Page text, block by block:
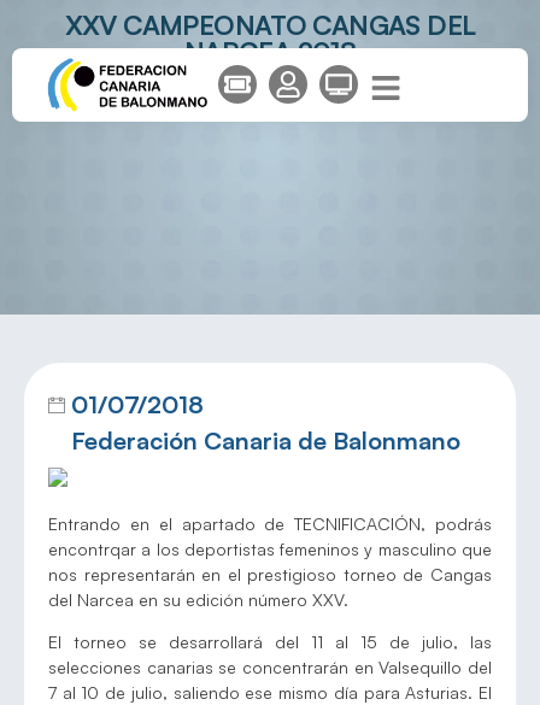
XXV CAMPEONATO CANGAS DEL
NARCEA 2018
01/07/2018
Federación Canaria de Balonmano
Entrando en el apartado de TECNIFICACIÓN, podrás
encontrqar a los deportistas femeninos y masculino que
nos representarán en el prestigioso torneo de Cangas
del Narcea en su edición número XXV.
El torneo se desarrollará del 11 al 15 de julio, las
selecciones canarias se concentrarán en Valsequillo del
7 al 10 de julio, saliendo ese mismo día para Asturias. El